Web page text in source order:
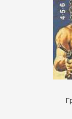
Граф Конрад